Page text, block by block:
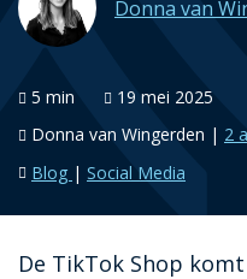
Donna van
5 min
19 mei 2025
Donna van Wingerden | 2
Blog
Social Media
De TikTok Shop